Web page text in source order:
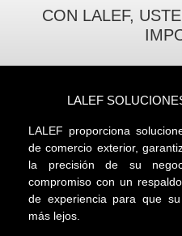
CON LALEF,
LALEF
LALEF proporciona
de comercio exterior,
la precisión de su
compromiso con un
de experiencia para que
más lejos.